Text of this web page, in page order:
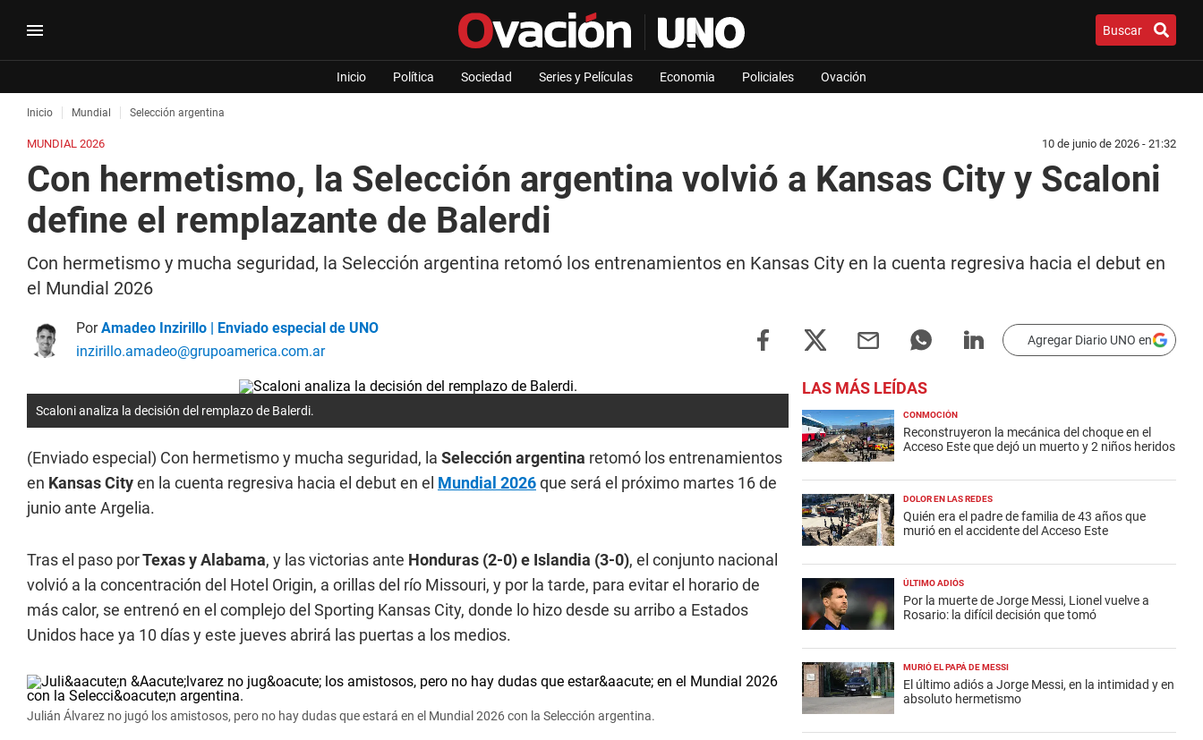
Buscar
Inicio Política Sociedad Series y Películas Economia Policiales Ovación
Inicio Mundial Selección argentina
MUNDIAL 2026 10 de junio de 2026 - 21:32
Con hermetismo, la Selección argentina volvió a Kansas City y Scaloni
define el remplazante de Balerdi
Con hermetismo y mucha seguridad, la Selección argentina retomó los entrenamientos en Kansas City en la cuenta regresiva hacia el debut en
el Mundial 2026
PorAmadeo Inzirillo | Enviado especial de UNO
inzirillo.amadeo@grupoamerica.com.ar
Agregar Diario UNO en
Scaloni analiza la decisión del remplazo de Balerdi.
(Enviado especial) Con hermetismo y mucha seguridad, la Selección argentina retomó los entrenamientos
en Kansas Cityen la cuenta regresiva hacia el debut en el Mundial 2026que será el próximo martes 16 de
junio ante Argelia.
Tras el paso porTexas y Alabama, y las victorias ante Honduras (2-0) e Islandia (3-0), el conjunto nacional
volvió a la concentración del Hotel Origin, a orillas del río Missouri, y por la tarde, para evitar el horario de
más calor, se entrenó en el complejo del Sporting Kansas City, donde lo hizo desde su arribo a Estados
Unidos hace ya 10 días y este jueves abrirá las puertas a los medios.
Julián Álvarez no jugó los amistosos, pero no hay dudas que estará en el Mundial 2026 con la Selección argentina.
LAS MÁS LEÍDAS
CONMOCIÓN
Reconstruyeron la mecánica del choque en el
Acceso Este que dejó un muerto y 2 niños heridos
DOLOR EN LAS REDES
Quién era el padre de familia de 43 años que
murió en el accidente del Acceso Este
ÚLTIMO ADIÓS
Por la muerte de Jorge Messi, Lionel vuelve a
Rosario: la difícil decisión que tomó
MURIÓ EL PAPÁ DE MESSI
El último adiós a Jorge Messi, en la intimidad y en
absoluto hermetismo